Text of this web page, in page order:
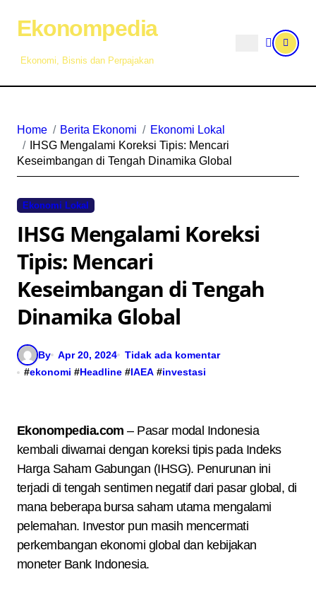
contentEkonompedia
Ekonomi, Bisnis dan Perpajakan
Home Berita Ekonomi
Ekonomi Lokal
IHSG Mengalami Koreksi Tipis: Mencari
Keseimbangan di Tengah Dinamika Global
Ekonomi Lokal
IHSG Mengalami Koreksi
Tipis: Mencari
Keseimbangan di Tengah
Dinamika Global
By Apr 20, 2024
Tidak ada komentar
#ekonomi #Headline #IAEA #investasi
Ekonompedia.com – Pasar modal Indonesia
kembali diwarnai dengan koreksi tipis pada Indeks
Harga Saham Gabungan (IHSG). Penurunan ini
terjadi di tengah sentimen negatif dari pasar global, di
mana beberapa bursa saham utama mengalami
pelemahan. Investor pun masih mencermati
perkembangan ekonomi global dan kebijakan
moneter Bank Indonesia.